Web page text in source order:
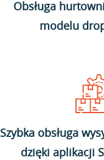
Obsługa
modelu
Szybka obsługa
dzięki aplikacji